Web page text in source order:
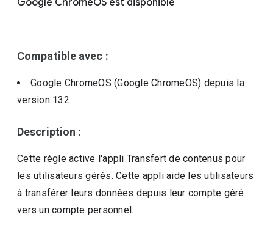
Inclure les règles obsolètes
Google ChromeOS est disponible
Compatible avec :
Google ChromeOS (Google ChromeOS) depuis la
version 132
Description :
Cette règle active l'appli Transfert de contenus pour
les utilisateurs gérés. Cette appli aide les utilisateurs
à transférer leurs données depuis leur compte géré
vers un compte personnel.